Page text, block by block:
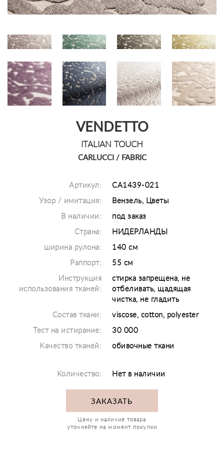
VENDETTO
ITALIAN TOUCH
CARLUCCI / FABRIC
Артикул: CA1439-021
Узор / имитация: Вензель, Цветы
В наличии: под заказ
Страна: НИДЕРЛАНДЫ
ширина рулона: 140 см
Раппорт: 55 см
Инструкция
использования тканей:
стирка запрещена, не
отбеливать, щадящая
чистка, не гладить
Состав ткани: viscose, cotton, polyester
Тест на истирание: 30 000
Качество тканей: обивочные ткани
Количество: Нет в наличии
ЗАКАЗАТЬ
Цену и наличие товара
уточняйте на момент покупки